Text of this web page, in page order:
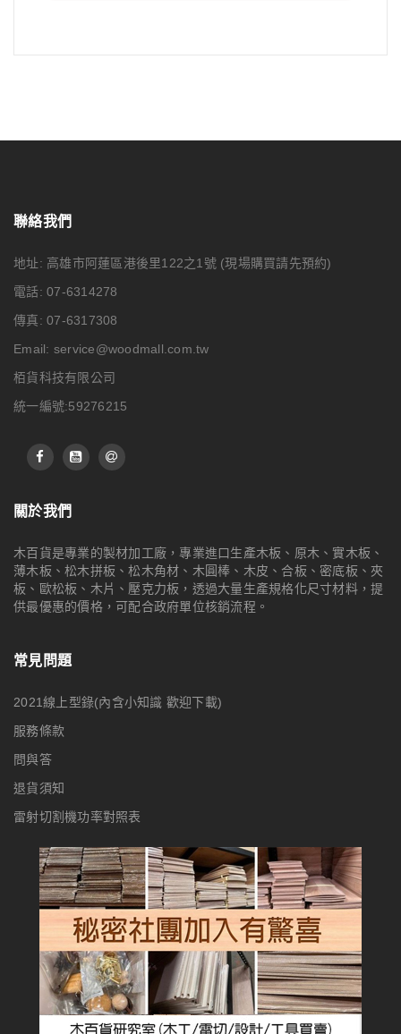
聯絡我們
地址: 高雄市阿蓮區港後里122之1號 (現場購買請先預約)
電話: 07-6314278
傳真: 07-6317308
Email: service@woodmall.com.tw
栢貨科技有限公司
統一編號:59276215
關於我們
木百貨是專業的製材加工廠，專業進口生產木板、原木、實木板、
薄木板、松木拼板、松木角材、木圓棒、木皮、合板、密底板、夾
板、歐松板、木片、壓克力板，透過大量生產規格化尺寸材料，提
供最優惠的價格，可配合政府單位核銷流程。
常見問題
2021線上型錄(內含小知識 歡迎下載)
服務條款
問與答
退貨須知
雷射切割機功率對照表